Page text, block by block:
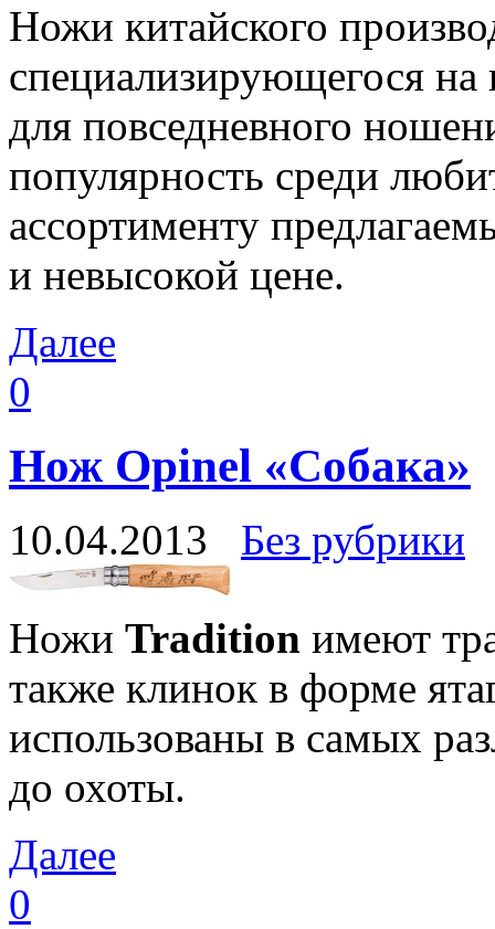
Ножи китайского
специализирующегося
для повседневного
популярность среди
ассортименту
и невысокой цене.
Далее
0
Нож Opinel «Собака»
10.04.2013 Без рубрики
Ножи Tradition имеют
также клинок в форме
использованы в самых
до охоты.
Далее
0